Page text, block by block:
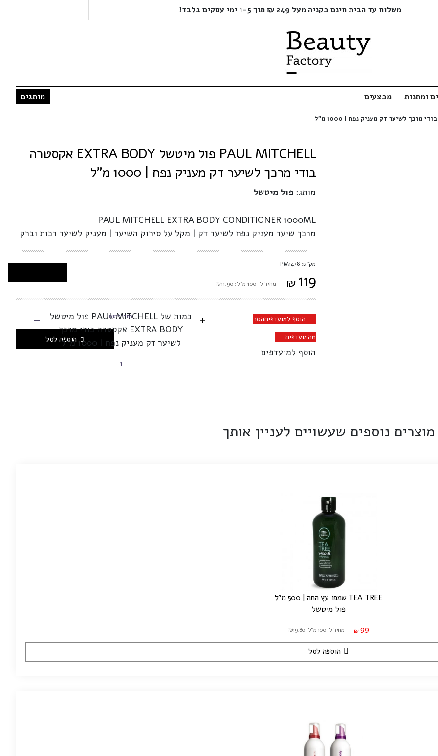
משלוח עד הבית חינם בקניה מעל 249 ₪ תוך 1-5 ימי עסקים בלבד!
ומתנות מבצעים מותגים
PAUL MITCHELL פול מיטשל EXTRA BODY אקסטרה
בודי מרכך לשיער דק מעניק נפח | 1000 מ"ל
מותג: פול מיטשל
PAUL MITCHELL EXTRA BODY CONDITIONER 1000ML
מרכך שיער מעניק נפח לשיער דק | מקל על סירוק השיער | מעניק לשיער רכות וברק
מק"ט: PM1478
₪119 מחיר ל-100 מ"ל: ₪11.90
+
כמות של PAUL MITCHELL פול מיטשל
EXTRA BODY אקסטרה בודי מרכך
לשיער דק מעניק נפח | 1000 מ"ל
בחרו כמות -
הוספה לסל
הוסף למועדפיםהסר
מהמועדפים
הוסף למועדפים
מוצרים נוספים שעשויים לעניין אותך
TEA TREE שמפו עץ התה | 500 מ"ל
פול מיטשל
₪ 99 מחיר ל-100 מ"ל: ₪19.80
הוספה לסל